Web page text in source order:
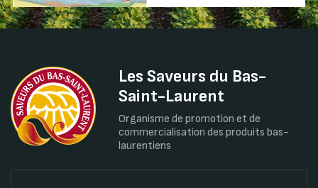
Les Saveurs du Bas-
Saint-Laurent
Organisme de promotion et de
commercialisation des produits bas-
laurentiens